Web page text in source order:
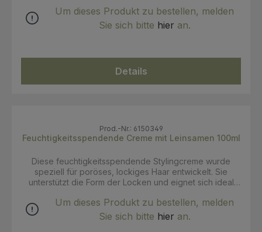
die natürliche Elastizität der Haare zu unterstützen. Das
Haar fühlt sich weich an, lässt sich leichter entwirren und
Haar einmassieren, bis ein leichter Schaum entsteht.
Anschließend gründlich ausspülen. Bei Bedarf
Um dieses Produkt zu bestellen, melden
Sie sich bitte hier an.
Details
Prod.-Nr.: 6150349
Feuchtigkeitsspendende Creme mit Leinsamen 100ml
Diese feuchtigkeitsspendende Stylingcreme wurde
speziell für poröses, lockiges Haar entwickelt. Sie
unterstützt die Form der Locken und eignet sich ideal
Routine für lockiges Haar ergänzt die Creme die
Pflegeroutine für definierte, gepflegte Locken.
Um dieses Produkt zu bestellen, melden
Sie sich bitte hier an.